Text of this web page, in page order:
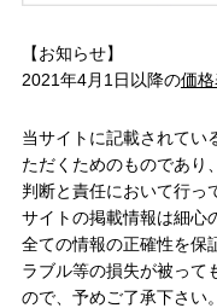
【お知らせ】
2021年4月1日以降の価
当サイトに記載されてい
ただくためのものであり
判断と責任において行っ
サイトの掲載情報は細心
全ての情報の正確性を保
ラブル等の損失が被って
ので、予めご了承下さい。